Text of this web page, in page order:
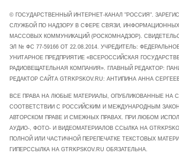
© ГОСУДАРСТВЕННЫЙ ИНТЕРНЕТ-КАНАЛ "РОССИЯ".
СЛУЖБОЙ ПО НАДЗОРУ В СФЕРЕ СВЯЗИ,
МАССОВЫХ КОММУНИКАЦИЙ (РОСКОМНАДЗОР).
ЭЛ № ФС 77-59166 ОТ 22.08.2014. УЧРЕДИТЕЛЬ:
УНИТАРНОЕ ПРЕДПРИЯТИЕ «ВСЕРОССИЙСКАЯ
РАДИОВЕЩАТЕЛЬНАЯ КОМПАНИЯ». ГЛАВНЫЙ РЕДАКТОР:
РЕДАКТОР САЙТА GTRKPSKOV.RU: АНТИПИНА АННА
ВСЕ ПРАВА НА ЛЮБЫЕ МАТЕРИАЛЫ, ОПУБЛИКОВАННЫЕ НА
СООТВЕТСТВИИ С РОССИЙСКИМ И МЕЖДУНАРОДНЫМ
АВТОРСКОМ ПРАВЕ И СМЕЖНЫХ ПРАВАХ. ПРИ ЛЮБОМ
АУДИО-, ФОТО- И ВИДЕОМАТЕРИАЛОВ ССЫЛКА НА
ПОЛНОЙ ИЛИ ЧАСТИЧНОЙ ПЕРЕПЕЧАТКЕ ТЕКСТОВЫХ
ГИПЕРССЫЛКА НА GTRKPSKOV.RU ОБЯЗАТЕЛЬНА.